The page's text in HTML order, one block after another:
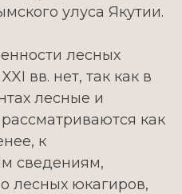
улуса Якутии.
лесных
вв. нет, так как в
лесные и
как
к
сведениям,
лесных юкагиров,